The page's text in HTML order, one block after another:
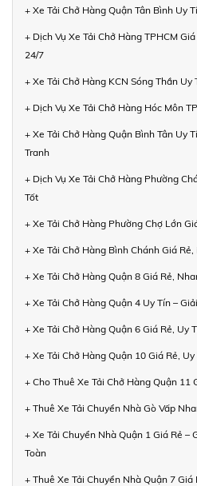
+ Xe Tải Chở Hàng Quận Tân Bình Uy
+ Dịch Vụ Xe Tải Chở Hàng TPHCM
24/7
+ Xe Tải Chở Hàng KCN Sóng Thần Uy
+ Dịch Vụ Xe Tải Chở Hàng Hóc Môn
+ Xe Tải Chở Hàng Quận Bình Tân Uy
Tranh
+ Dịch Vụ Xe Tải Chở Hàng Phường
Tốt
+ Xe Tải Chở Hàng Phường Chợ Lớn
+ Xe Tải Chở Hàng Bình Chánh Giá
+ Xe Tải Chở Hàng Quận 8 Giá Rẻ,
+ Xe Tải Chở Hàng Quận 4 Uy Tín –
+ Xe Tải Chở Hàng Quận 6 Giá Rẻ, Uy
+ Xe Tải Chở Hàng Quận 10 Giá Rẻ,
+ Cho Thuê Xe Tải Chở Hàng Quận 11
+ Thuê Xe Tải Chuyển Nhà Gò Vấp
+ Xe Tải Chuyển Nhà Quận 1 Giá Rẻ –
Toàn
+ Thuê Xe Tải Chuyển Nhà Quận 7